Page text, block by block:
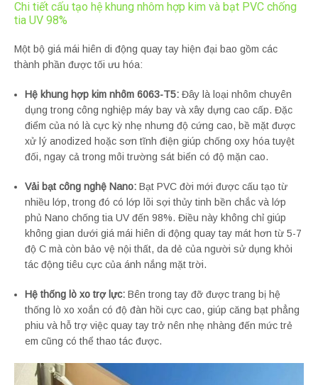
Chi tiết cấu tạo hệ khung nhôm hợp kim và bạt PVC chống
tia UV 98%
Một bộ giá mái hiên di động quay tay hiện đại bao gồm các
thành phần được tối ưu hóa:
Hệ khung hợp kim nhôm 6063-T5: Đây là loại nhôm chuyên
dụng trong công nghiệp máy bay và xây dựng cao cấp. Đặc
điểm của nó là cực kỳ nhẹ nhưng độ cứng cao, bề mặt được
xử lý anodized hoặc sơn tĩnh điện giúp chống oxy hóa tuyệt
đối, ngay cả trong môi trường sát biển có độ mặn cao.
Vải bạt công nghệ Nano: Bạt PVC đời mới được cấu tạo từ
nhiều lớp, trong đó có lớp lõi sợi thủy tinh bền chắc và lớp
phủ Nano chống tia UV đến 98%. Điều này không chỉ giúp
không gian dưới giá mái hiên di động quay tay mát hơn từ 5-7
độ C mà còn bảo vệ nội thất, da dẻ của người sử dụng khỏi
tác động tiêu cực của ánh nắng mặt trời.
Hệ thống lò xo trợ lực: Bên trong tay đỡ được trang bị hệ
thống lò xo xoắn có độ đàn hồi cực cao, giúp căng bạt phẳng
phiu và hỗ trợ việc quay tay trở nên nhẹ nhàng đến mức trẻ
em cũng có thể thao tác được.